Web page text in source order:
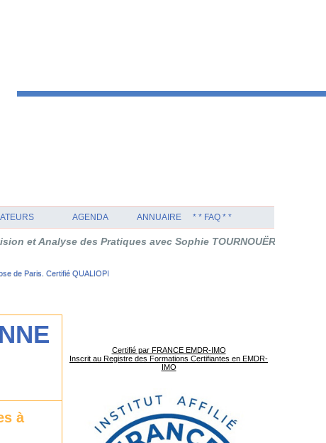
AGENDA ANNUAIRE * * FAQ * *
des Pratiques avec Sophie TOURNOUËR en Thérapie Orientée
de Paris. Certifié QUALIOPI
à
Certifié par FRANCE EMDR-IMO
Inscrit au Registre des Formations Certifiantes en EMDR-
IMO